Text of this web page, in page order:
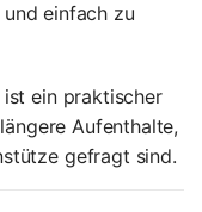
einfach zu
ist ein praktischer
Aufenthalte,
gefragt sind.